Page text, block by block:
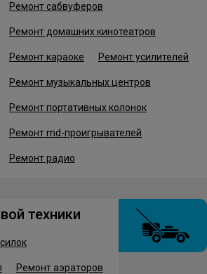
Ремонт сабвуферов
Ремонт домашних кинотеатров
Ремонт караоке Ремонт усилителей
Ремонт музыкальных центров
Ремонт портативных колонок
Ремонт md-проигрывателей
Ремонт радио
техники
Ремонт аэраторов